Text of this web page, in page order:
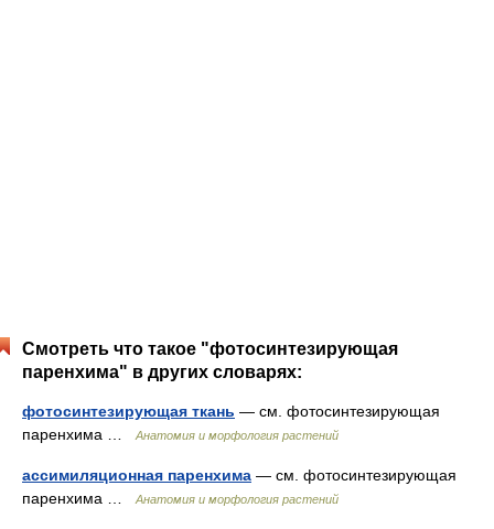
Смотреть что такое "фотосинтезирующая
паренхима" в других словарях:
фотосинтезирующая ткань — см. фотосинтезирующая
паренхима …
Анатомия и морфология растений
ассимиляционная паренхима — см. фотосинтезирующая
паренхима …
Анатомия и морфология растений